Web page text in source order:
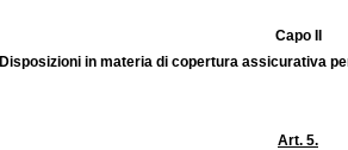
Capo II
Disposizioni in materia di copertura assicurativa
Art. 5.